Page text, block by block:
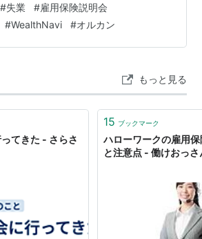
から不採用の通知がありました。ず
で説明会を受けました。 説明会では
資格者証が配られました。そいつの
の説明でした。給付金の算出ベース
分がベースになるようです。…
#失業 #雇用保険説明会
#WealthNavi #オルカン
もっと見る
てきた - さらさ
15 ブックマーク
ハローワークの雇用
と注意点 - 働けおっ